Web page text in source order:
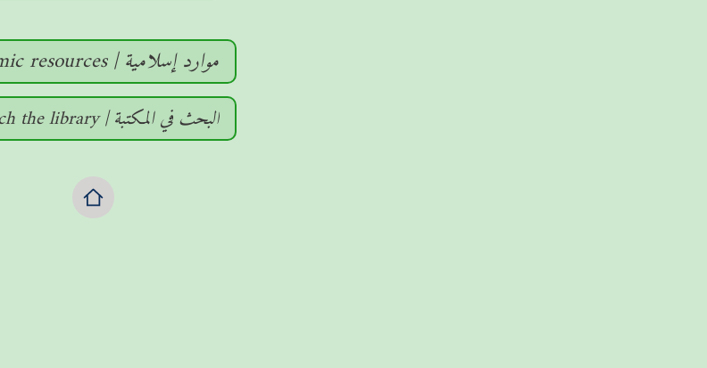
Islamic resources | موارد إسلامية
Search the library | البحث في المكتبة